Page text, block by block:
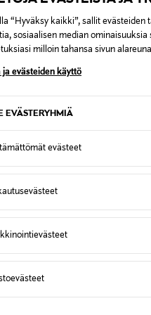
“Hyväksy kaikki”, sallit
sosiaalisen median
milloin tahansa sivun
ja evästeiden käyttö
EVÄSTERYHMIÄ
evästeet
Junior
ja